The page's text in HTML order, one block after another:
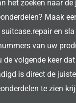
het zoeken naar de
Maak
en sla
van uw
de volgende keer
is direct de juiste
te zien